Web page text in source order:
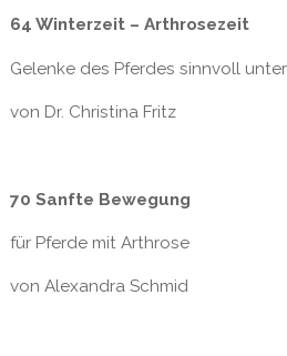
64 Winterzeit – Arthrosezeit
Gelenke des Pferdes sinnvoll
von Dr. Christina Fritz
70 Sanfte Bewegung
für Pferde mit Arthrose
von Alexandra Schmid